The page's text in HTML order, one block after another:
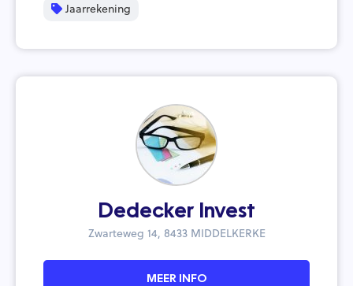
Jaarrekening
Dedecker Invest
Zwarteweg 14, 8433 MIDDELKERKE
MEER INFO